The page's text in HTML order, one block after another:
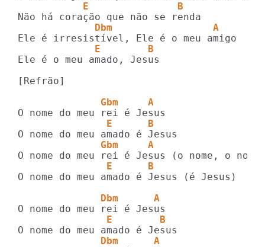
           E               B
             Dbm                 A
             E        B
Ele é o meu amado, Jesus
[Refrão]
              Gbm     A
               E      B
              Gbm     A
               E      B
O nome do meu amado é Jesus (é Jesus)
              Dbm      A
               E        B
              Dbm      A